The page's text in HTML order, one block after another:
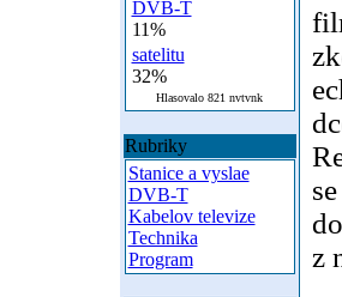
DVB-T
11%
satelitu
32%
Hlasovalo 821 nvtvnk
Rubriky
Stanice a vyslae
DVB-T
Kabelov televize
Technika
Program
z